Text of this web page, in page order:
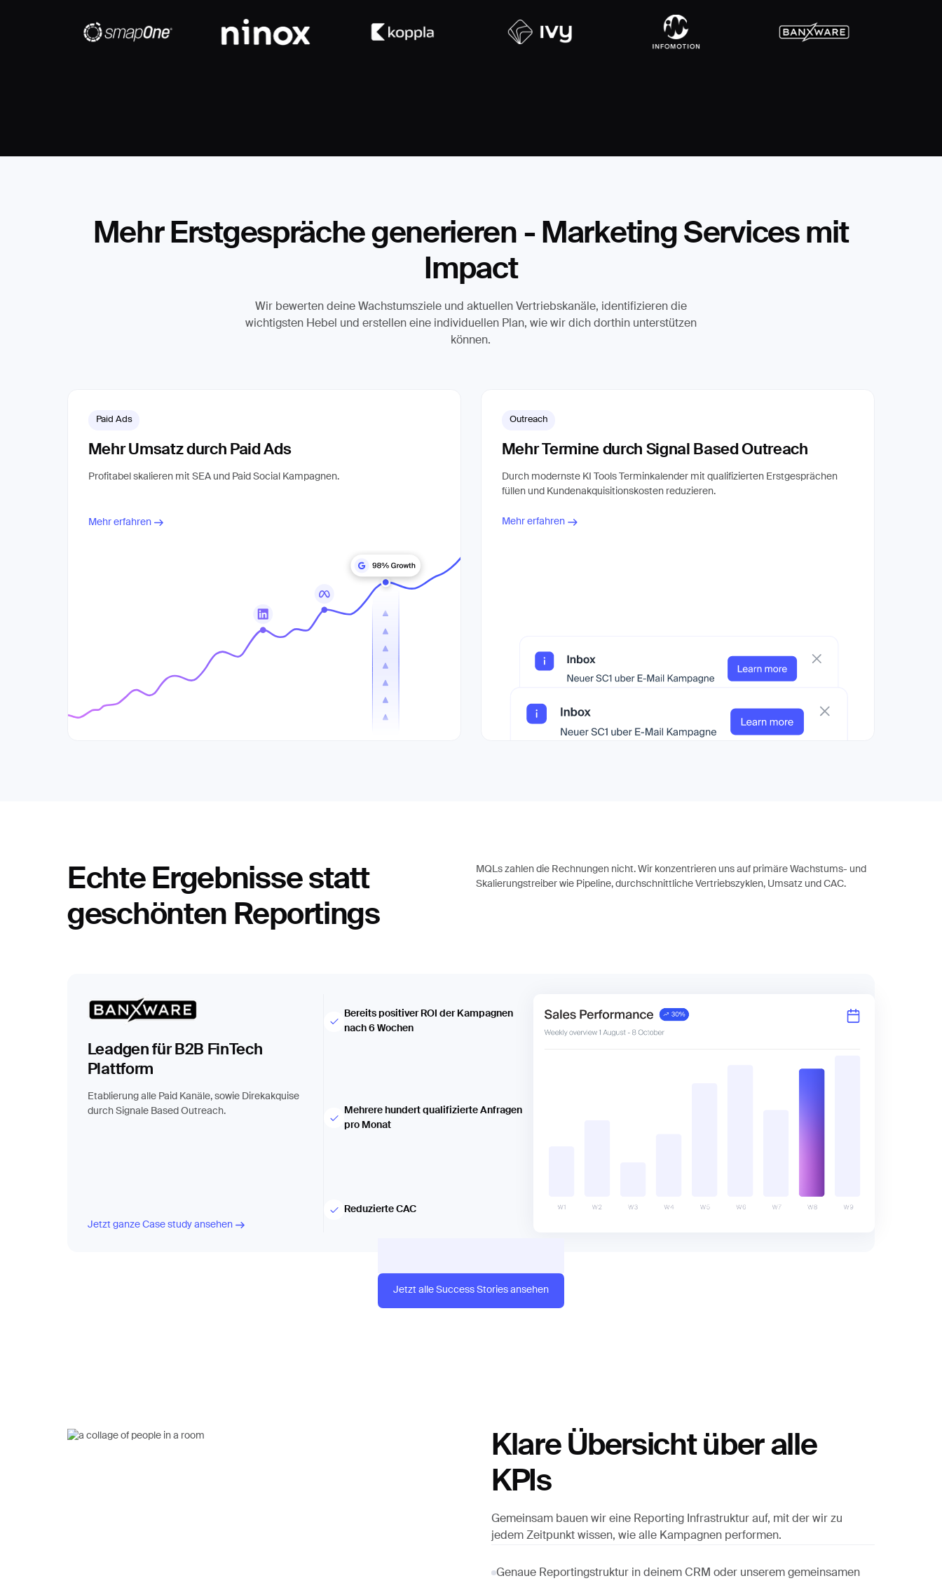
Mehr Erstgespräche generieren - Marketing Services mit
Impact
Wir bewerten deine Wachstumsziele und aktuellen Vertriebskanäle, identifizieren die
wichtigsten Hebel und erstellen eine individuellen Plan, wie wir dich dorthin unterstützen
können.
Paid Ads
Mehr Umsatz durch Paid Ads
Profitabel skalieren mit SEA und Paid Social Kampagnen.
Mehr erfahren
Outreach
Mehr Termine durch Signal Based Outreach
Durch modernste KI Tools Terminkalender mit qualifizierten Erstgesprächen
füllen und Kundenakquisitionskosten reduzieren.
Mehr erfahren
Echte Ergebnisse statt
geschönten Reportings
MQLs zahlen die Rechnungen nicht. Wir konzentrieren uns auf primäre Wachstums- und
Skalierungstreiber wie Pipeline, durchschnittliche Vertriebszyklen, Umsatz und CAC.
Leadgen für B2B FinTech
Plattform
Etablierung alle Paid Kanäle, sowie Direkakquise
durch Signale Based Outreach.
Jetzt ganze Case study ansehen
Bereits positiver ROI der Kampagnen
nach 6 Wochen
Mehrere hundert qualifizierte Anfragen
pro Monat
Reduzierte CAC
Jetzt alle Success Stories ansehen
Klare Übersicht über alle
KPIs
Gemeinsam bauen wir eine Reporting Infrastruktur auf, mit der wir zu
jedem Zeitpunkt wissen, wie alle Kampagnen performen.
Genaue Reportingstruktur in deinem CRM oder unserem gemeinsamen